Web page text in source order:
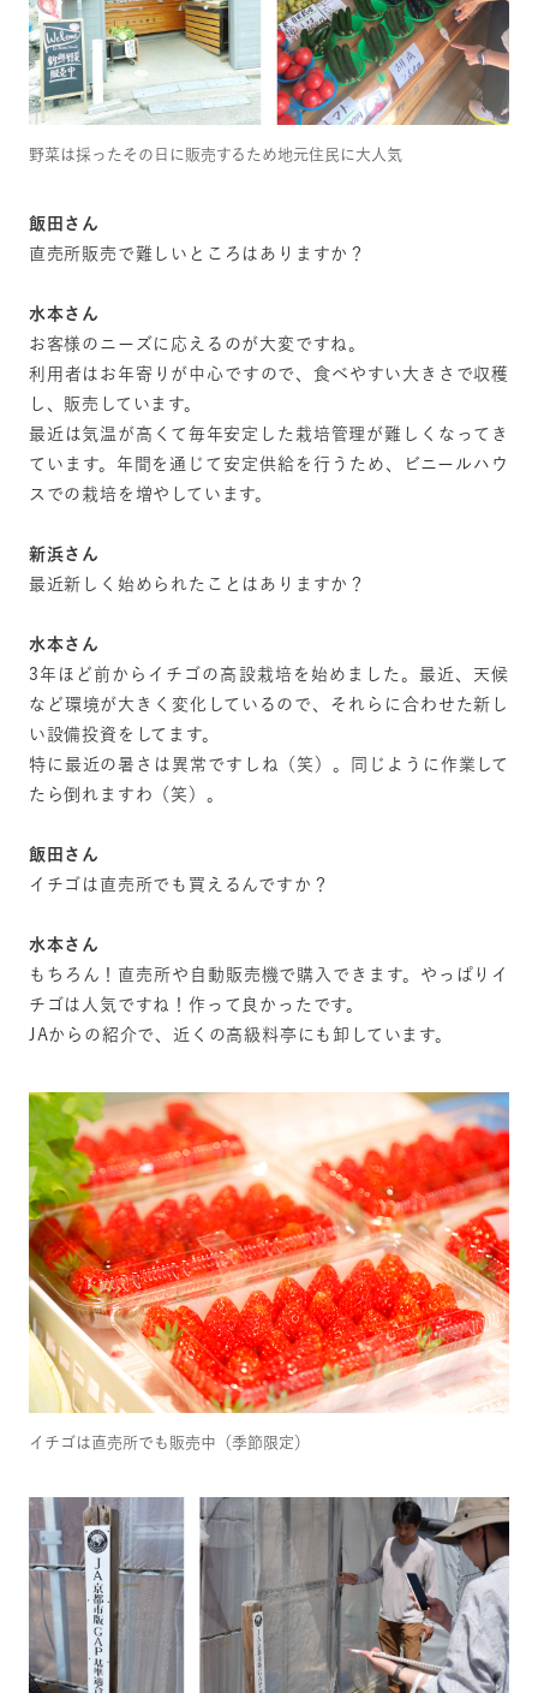
野菜は採ったその日に販売するため地元住民に大人気
飯田さん
直売所販売で難しいところはありますか？
水本さん
お客様のニーズに応えるのが大変ですね。
利用者はお年寄りが中心ですので、食べやすい大きさで収穫
し、販売しています。
最近は気温が高くて毎年安定した栽培管理が難しくなってき
ています。年間を通じて安定供給を行うため、ビニールハウ
スでの栽培を増やしています。
新浜さん
最近新しく始められたことはありますか？
水本さん
3年ほど前からイチゴの高設栽培を始めました。最近、天候
など環境が大きく変化しているので、それらに合わせた新し
い設備投資をしてます。
特に最近の暑さは異常ですしね（笑）。同じように作業して
たら倒れますわ（笑）。
飯田さん
イチゴは直売所でも買えるんですか？
水本さん
もちろん！直売所や自動販売機で購入できます。やっぱりイ
チゴは人気ですね！作って良かったです。
JAからの紹介で、近くの高級料亭にも卸しています。
イチゴは直売所でも販売中（季節限定）